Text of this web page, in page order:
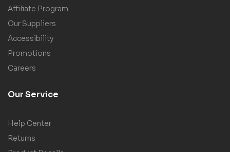
Affiliate Program
Our Suppliers
Accessibility
Promotions
Careers
Our Service
Help Center
Returns